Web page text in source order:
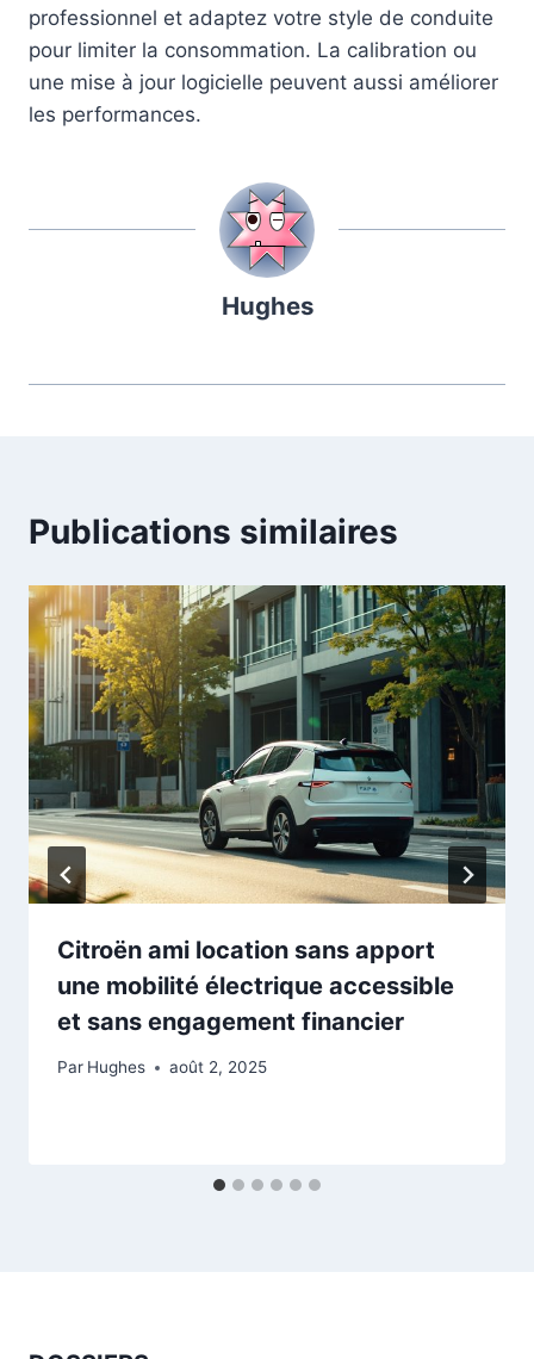
professionnel et adaptez votre style de conduite
pour limiter la consommation. La calibration ou
une mise à jour logicielle peuvent aussi améliorer
les performances.
Hughes
Publications similaires
Citroën ami location sans apport
une mobilité électrique accessible
et sans engagement financier
Par Hughes août 2, 2025